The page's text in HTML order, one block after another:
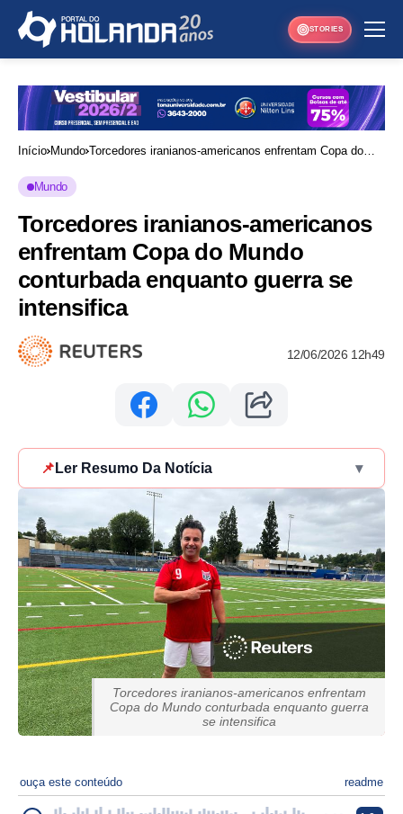
STORIES
Início Mundo Torcedores iranianos-americanos enfrentam Copa do
Mundo
Torcedores iranianos-americanos
enfrentam Copa do Mundo
conturbada enquanto guerra se
intensifica
12/06/2026 12h49
📌 Ler Resumo Da Notícia ▾
Torcedores iranianos-americanos enfrentam
Copa do Mundo conturbada enquanto guerra
se intensifica
ouça este conteúdo readme